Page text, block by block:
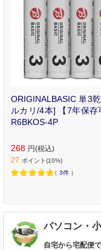
ORIGINALBASIC 単3
ルカリ/4本] 【7年保存
R6BKOS-4P
268 円(税込)
27 ポイント(10%)
（ 3件 ）
パソコン・
自宅から宅配便